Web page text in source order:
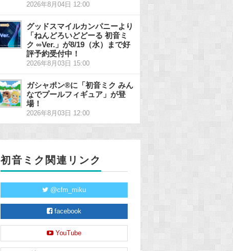
2026年8月04日 12:00
グッドスマイルカンパニーより
「ねんどろいどどーる 初音ミ
ク ∞Ver.」が8/19（水）まで好
評予約受付中！
2026年8月03日 15:00
ガシャポン®に「初音ミク みん
なでプールフィギュア」が登
場！
2026年8月03日 12:00
初音ミク関連リンク
@cfm_miku
facebook
YouTube